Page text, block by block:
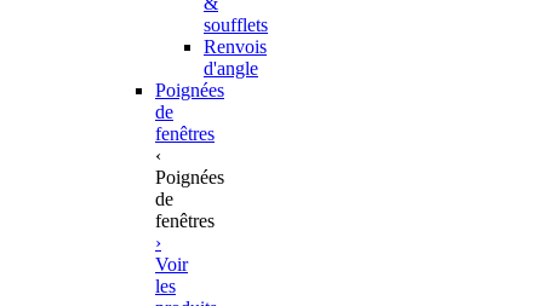
soufflets
Renvois
d'angle
Poignées
de
fenêtres
‹
Poignées
de
fenêtres
›
Voir
les